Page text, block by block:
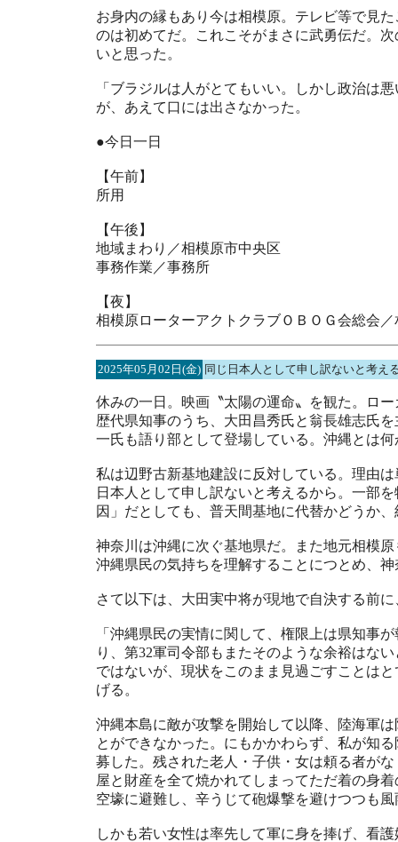
お身内の縁もあり今は相模原。テレビ等で見
のは初めてだ。これこそがまさに武勇伝だ。
いと思った。
「ブラジルは人がとてもいい。しかし政治は
が、あえて口には出さなかった。
●今日一日
【午前】
所用
【午後】
地域まわり／相模原市中央区
事務作業／事務所
【夜】
相模原ローターアクトクラブＯＢＯＧ会総会
2025年05月02日(金) 同じ日本人として申し訳ないと考え
休みの一日。映画〝太陽の運命〟を観た。ロ
歴代県知事のうち、大田昌秀氏と翁長雄志氏
一氏も語り部として登場している。沖縄とは
私は辺野古新基地建設に反対している。理由
日本人として申し訳ないと考えるから。一部
因」だとしても、普天間基地に代替かどうか
神奈川は沖縄に次ぐ基地県だ。また地元相模
沖縄県民の気持ちを理解することにつとめ、
さて以下は、大田実中将が現地で自決する前
「沖縄県民の実情に関して、権限上は県知事
り、第32軍司令部もまたそのような余裕はな
ではないが、現状をこのまま見過ごすことは
げる。
沖縄本島に敵が攻撃を開始して以降、陸海軍
とができなかった。にもかかわらず、私が知
募した。残された老人・子供・女は頼る者が
屋と財産を全て焼かれてしまってただ着の身
空壕に避難し、辛うじて砲爆撃を避けつつも
しかも若い女性は率先して軍に身を捧げ、看